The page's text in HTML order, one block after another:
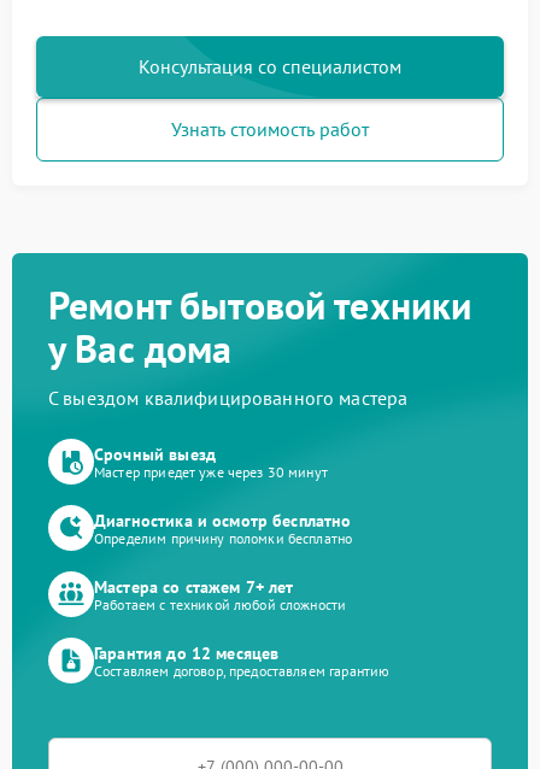
Консультация со специалистом
Узнать стоимость работ
Ремонт бытовой техники
у Вас дома
С выездом квалифицированного мастера
Срочный выезд
Мастер приедет уже через 30 минут
Диагностика и осмотр бесплатно
Определим причину поломки бесплатно
Мастера со стажем 7+ лет
Работаем с техникой любой сложности
Гарантия до 12 месяцев
Составляем договор, предоставляем гарантию